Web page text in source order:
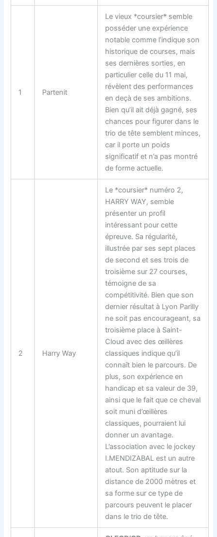
1 Partenit
Le vieux *coursier* semble
posséder une expérience
notable comme l’indique son
historique de courses, mais
ses dernières sorties, en
particulier celle du 11 mai,
révèlent des performances
en deçà de ses ambitions.
Bien qu’il ait déjà gagné, ses
chances pour figurer dans le
trio de tête semblent minces,
car il porte un poids
significatif et n’a pas montré
de forme actuelle.
2 Harry Way
Le *coursier* numéro 2,
HARRY WAY, semble
présenter un profil
intéressant pour cette
épreuve. Sa régularité,
illustrée par ses sept places
de second et ses trois de
troisième sur 27 courses,
témoigne de sa
compétitivité. Bien que son
dernier résultat à Lyon Parilly
ne soit pas encourageant, sa
troisième place à Saint-
Cloud avec des œillères
classiques indique qu’il
connaît bien le parcours. De
plus, son expérience en
handicap et sa valeur de 39,
ainsi que le fait que ce cheval
soit muni d’œillères
classiques, pourraient lui
donner un avantage.
L’association avec le jockey
I.MENDIZABAL est un autre
atout. Son aptitude sur la
distance de 2000 mètres et
sa forme sur ce type de
parcours peuvent le placer
dans le trio de tête.